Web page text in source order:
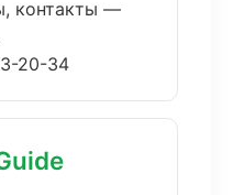
контакты —
20-34